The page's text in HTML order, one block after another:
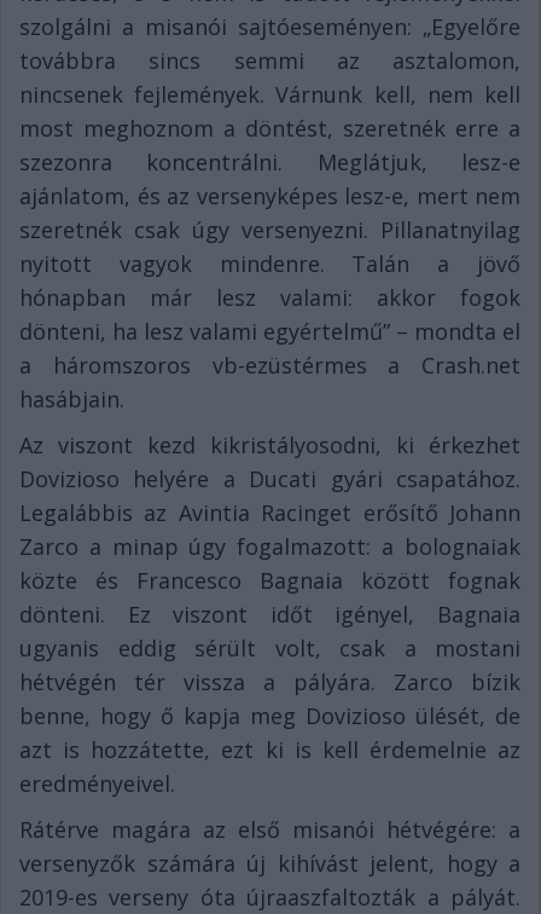
szolgálni a misanói sajtóeseményen: „Egyelőre
továbbra sincs semmi az asztalomon,
nincsenek fejlemények. Várnunk kell, nem kell
most meghoznom a döntést, szeretnék erre a
szezonra koncentrálni. Meglátjuk, lesz-e
ajánlatom, és az versenyképes lesz-e, mert nem
szeretnék csak úgy versenyezni. Pillanatnyilag
nyitott vagyok mindenre. Talán a jövő
hónapban már lesz valami: akkor fogok
dönteni, ha lesz valami egyértelmű” – mondta el
a háromszoros vb-ezüstérmes a Crash.net
hasábjain.
Az viszont kezd kikristályosodni, ki érkezhet
Dovizioso helyére a Ducati gyári csapatához.
Legalábbis az Avintia Racinget erősítő Johann
Zarco a minap úgy fogalmazott: a bolognaiak
közte és Francesco Bagnaia között fognak
dönteni. Ez viszont időt igényel, Bagnaia
ugyanis eddig sérült volt, csak a mostani
hétvégén tér vissza a pályára. Zarco bízik
benne, hogy ő kapja meg Dovizioso ülését, de
azt is hozzátette, ezt ki is kell érdemelnie az
eredményeivel.
Rátérve magára az első misanói hétvégére: a
versenyzők számára új kihívást jelent, hogy a
2019-es verseny óta újraaszfaltozták a pályát.